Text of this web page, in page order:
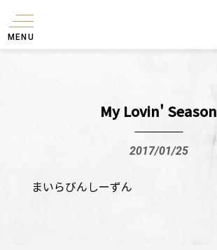
MENU
My Lovin' Season
2017/01/25
まいらびんしーずん